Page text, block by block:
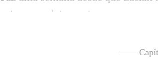
surpresa
——